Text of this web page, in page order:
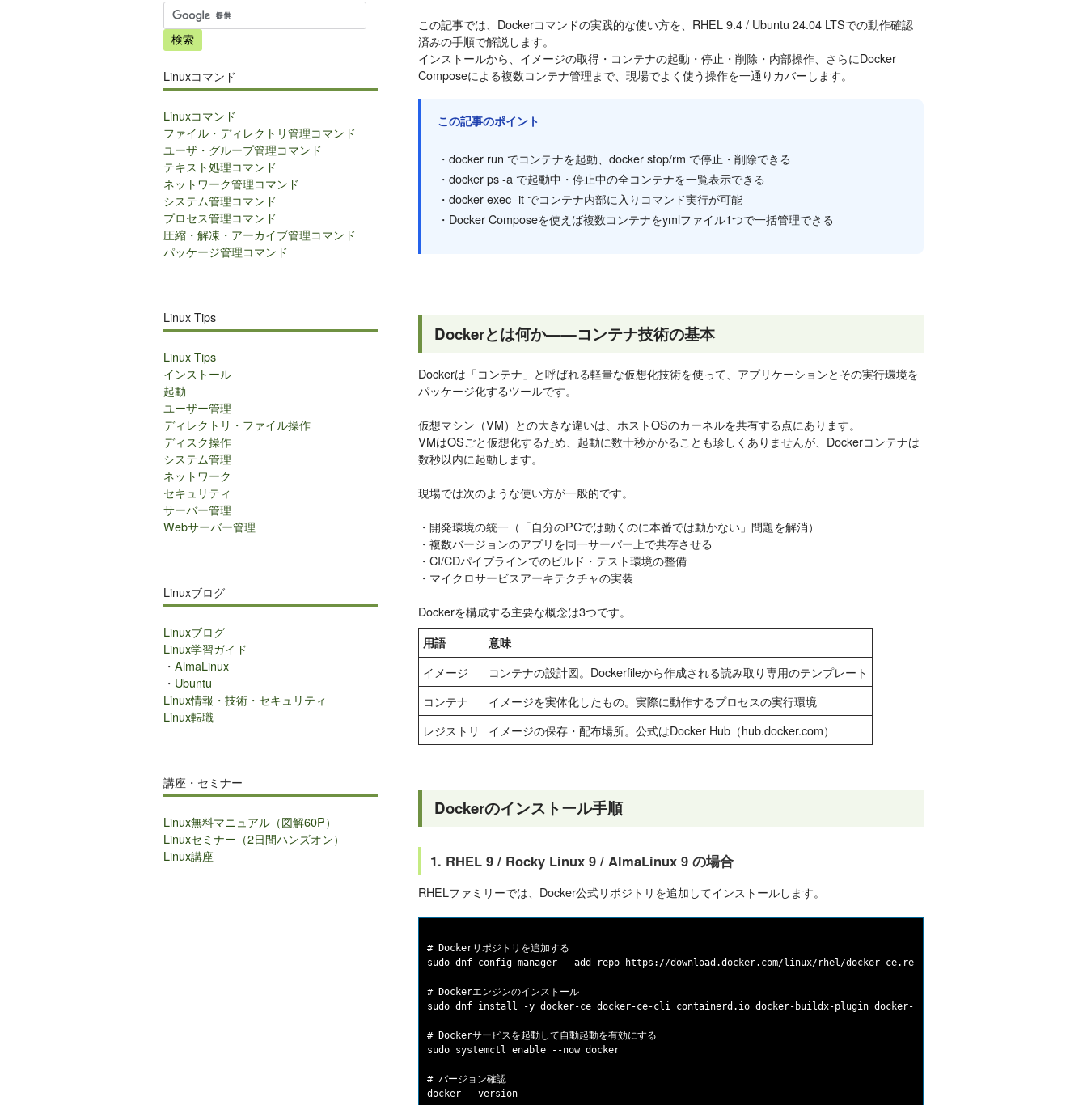
この記事では、Dockerコマンドの実践的な使い方を、RHEL 9.4 / Ubuntu 24.04 LTSでの動作確認
済みの手順で解説します。
インストールから、イメージの取得・コンテナの起動・停止・削除・内部操作、さらにDocker
Composeによる複数コンテナ管理まで、現場でよく使う操作を一通りカバーします。
この記事のポイント
・docker run でコンテナを起動、docker stop/rm で停止・削除できる
・docker ps -a で起動中・停止中の全コンテナを一覧表示できる
・docker exec -it でコンテナ内部に入りコマンド実行が可能
・Docker Composeを使えば複数コンテナをymlファイル1つで一括管理できる
Dockerとは何か——コンテナ技術の基本
Dockerは「コンテナ」と呼ばれる軽量な仮想化技術を使って、アプリケーションとその実行環境を
パッケージ化するツールです。
仮想マシン（VM）との大きな違いは、ホストOSのカーネルを共有する点にあります。
VMはOSごと仮想化するため、起動に数十秒かかることも珍しくありませんが、Dockerコンテナは
数秒以内に起動します。
現場では次のような使い方が一般的です。
・開発環境の統一（「自分のPCでは動くのに本番では動かない」問題を解消）
・複数バージョンのアプリを同一サーバー上で共存させる
・CI/CDパイプラインでのビルド・テスト環境の整備
・マイクロサービスアーキテクチャの実装
Dockerを構成する主要な概念は3つです。
用語 意味
イメージ
コンテナの設計図。Dockerfileから作成される読み取り専用のテンプレート
コンテナ
イメージを実体化したもの。実際に動作するプロセスの実行環境
レジストリ
イメージの保存・配布場所。公式はDocker Hub（hub.docker.com）
Dockerのインストール手順
1. RHEL 9 / Rocky Linux 9 / AlmaLinux 9 の場合
RHELファミリーでは、Docker公式リポジトリを追加してインストールします。
# Dockerリポジトリを追加する
sudo dnf config-manager --add-repo https://download.docker.com/linux/rhel/docker-ce.repo
# Dockerエンジンのインストール
sudo dnf install -y docker-ce docker-ce-cli containerd.io docker-buildx-plugin docker-compose-plugin
# Dockerサービスを起動して自動起動を有効にする
sudo systemctl enable --now docker
# バージョン確認
サ
イ
ト
検
索
Linuxコマンド
Linuxコマンド
ファイル・ディレクトリ管理コマンド
ユーザ・グループ管理コマンド
テキスト処理コマンド
ネットワーク管理コマンド
システム管理コマンド
プロセス管理コマンド
圧縮・解凍・アーカイブ管理コマンド
パッケージ管理コマンド
Linux Tips
Linux Tips
インストール
起動
ユーザー管理
ディレクトリ・ファイル操作
ディスク操作
システム管理
ネットワーク
セキュリティ
サーバー管理
Webサーバー管理
Linuxブログ
Linuxブログ
Linux学習ガイド
・ AlmaLinux
・ Ubuntu
Linux情報・技術・セキュリティ
Linux転職
講座・セミナー
Linux無料マニュアル（図解60P）
Linuxセミナー（2日間ハンズオン）
Linux講座